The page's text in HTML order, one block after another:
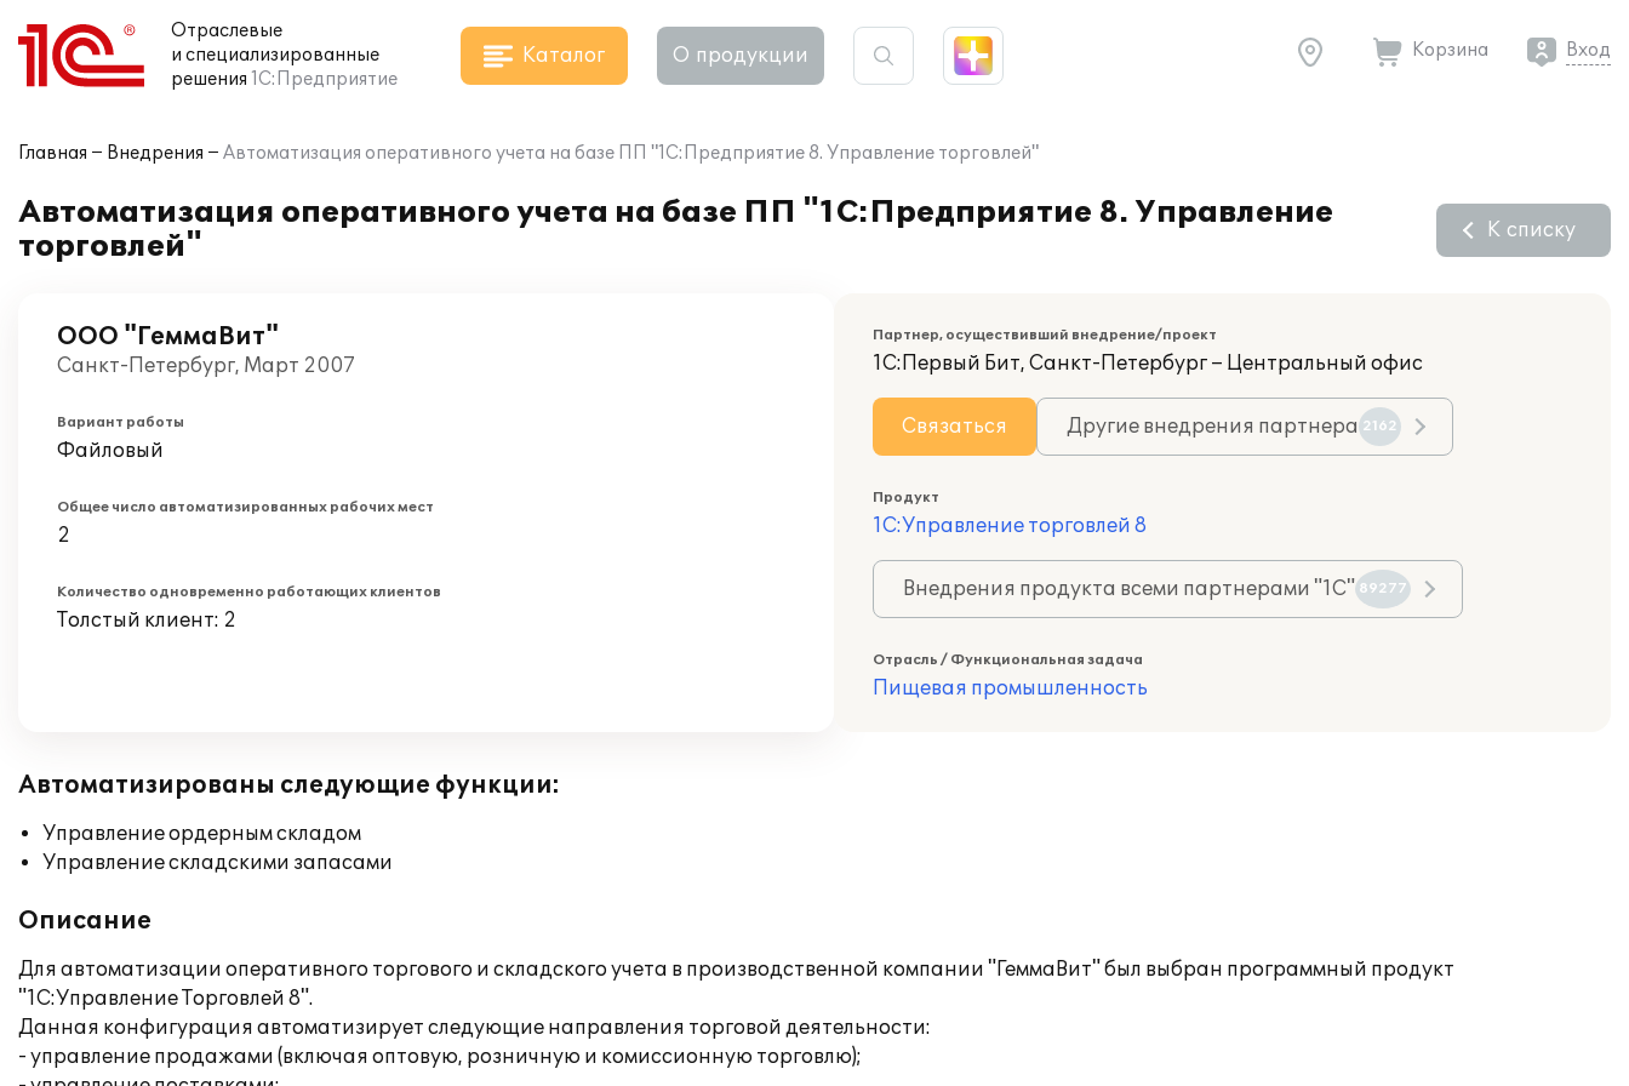
Отраслевые
и специализированные
решения 1С:Предприятие
Каталог О продукции Корзина Вход
Главная Внедрения Автоматизация оперативного учета на базе ПП "1С:Предприятие 8. Управление торговлей"
Автоматизация оперативного учета на базе ПП "1С:Предприятие 8. Управление
торговлей"
К списку
ООО "ГеммаВит"
Санкт-Петербург, Март 2007
Вариант работы
Файловый
Общее число автоматизированных рабочих мест
2
Количество одновременно работающих клиентов
Толстый клиент: 2
Партнер, осуществивший внедрение/проект
1С:Первый Бит, Санкт-Петербург – Центральный офис
Связаться Другие внедрения партнера 2162
Продукт
1С:Управление торговлей 8
Внедрения продукта всеми партнерами "1С" 89277
Отрасль / Функциональная задача
Пищевая промышленность
Автоматизированы следующие функции:
Управление ордерным складом
Управление складскими запасами
Описание
Для автоматизации оперативного торгового и складского учета в производственной компании "ГеммаВит" был выбран программный продукт
"1С:Управление Торговлей 8".
Данная конфигурация автоматизирует следующие направления торговой деятельности:
- управление продажами (включая оптовую, розничную и комиссионную торговлю);